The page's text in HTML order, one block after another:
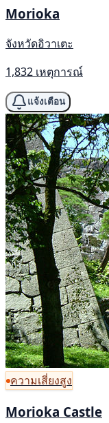
Morioka
จังหวัดอิวาเตะ
1,832 เหตุการณ์
แจ้งเตือน
ความเสี่ยงสูง
Morioka Castle